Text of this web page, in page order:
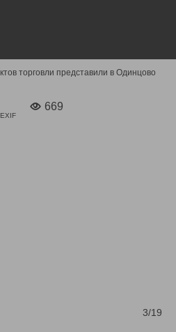
торговли представили в Одинцово
EXIF
669
3/19